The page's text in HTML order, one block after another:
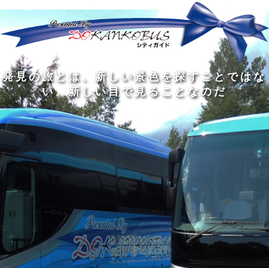
旅 の 程 に こそ価値があ る
発見の旅と は 新 し い景色を探す ことではな
い。 新 しい目 で見 る こ と なのだ
人間の幅を広 げる ものは3つある。人と会
い、 本 を読み 、旅 を す る ことだ
私は旅 をす るために旅をする
旅 の 程 に こそ価値があ る
どんなに洗 練 れ た 大人の中にも 、外に出た
くてし ょうがない小さな 子供がいる
旅をするの は 着 す るためではな く、旅をす
るた めで あ る
旅は 真 知 識 の大きな泉で ある